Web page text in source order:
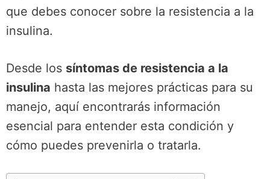
que debes conocer sobre la resistencia a la
insulina.
Desde los síntomas de resistencia a la
insulina hasta las mejores prácticas para su
manejo, aquí encontrarás información
esencial para entender esta condición y
cómo puedes prevenirla o tratarla.